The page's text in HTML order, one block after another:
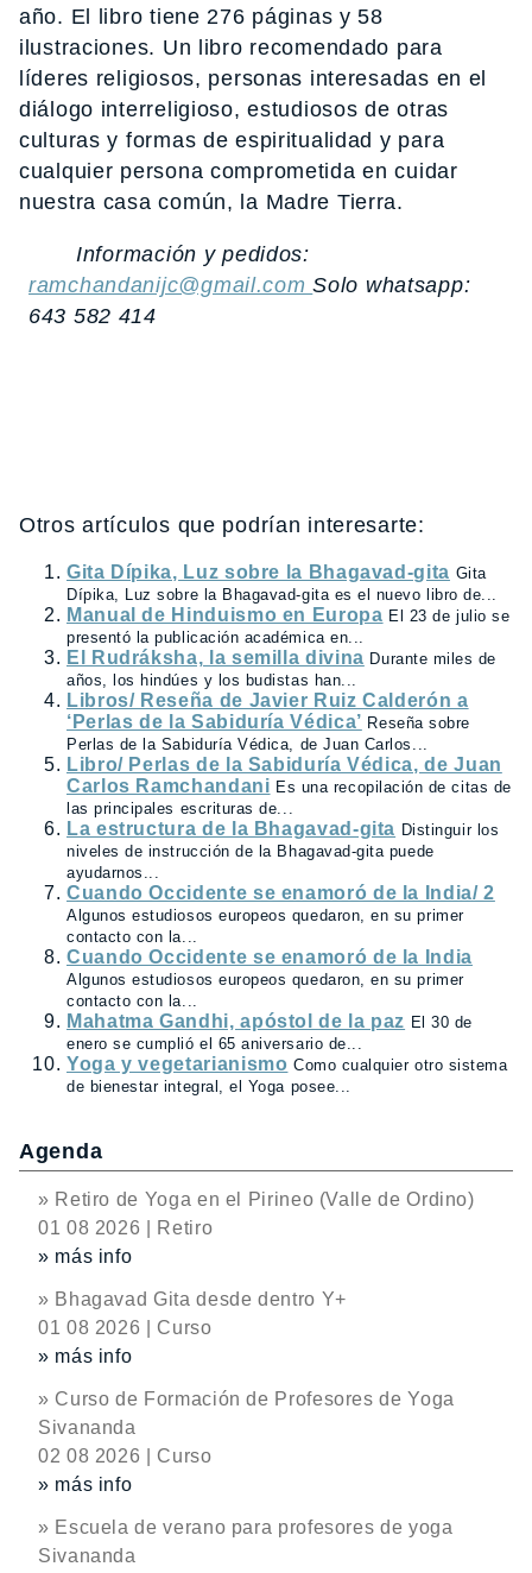
año. El libro tiene 276 páginas y 58
ilustraciones. Un libro recomendado para
líderes religiosos, personas interesadas en el
diálogo interreligioso, estudiosos de otras
culturas y formas de espiritualidad y para
cualquier persona comprometida en cuidar
nuestra casa común, la Madre Tierra.
Información y pedidos:
ramchandanijc@gmail.comSolo whatsapp:
643 582 414
Otros artículos que podrían interesarte:
Gita Dípika, Luz sobre la Bhagavad-gita Gita
Dípika, Luz sobre la Bhagavad-gita es el nuevo libro de...
Manual de Hinduismo en Europa El 23 de julio se
presentó la publicación académica en...
El Rudráksha, la semilla divina Durante miles de
años, los hindúes y los budistas han...
Libros/ Reseña de Javier Ruiz Calderón a
‘Perlas de la Sabiduría Védica’ Reseña sobre
Perlas de la Sabiduría Védica, de Juan Carlos...
Libro/ Perlas de la Sabiduría Védica, de Juan
Carlos Ramchandani Es una recopilación de citas de
las principales escrituras de...
La estructura de la Bhagavad-gita Distinguir los
niveles de instrucción de la Bhagavad-gita puede
ayudarnos...
Cuando Occidente se enamoró de la India/ 2
Algunos estudiosos europeos quedaron, en su primer
contacto con la...
Cuando Occidente se enamoró de la India
Algunos estudiosos europeos quedaron, en su primer
contacto con la...
Mahatma Gandhi, apóstol de la paz El 30 de
enero se cumplió el 65 aniversario de...
Yoga y vegetarianismo Como cualquier otro sistema
de bienestar integral, el Yoga posee...
Agenda
» Retiro de Yoga en el Pirineo (Valle de Ordino)
01 08 2026 | Retiro
» más info
» Bhagavad Gita desde dentro Y+
01 08 2026 | Curso
» más info
» Curso de Formación de Profesores de Yoga
Sivananda
02 08 2026 | Curso
» más info
» Escuela de verano para profesores de yoga
Sivananda